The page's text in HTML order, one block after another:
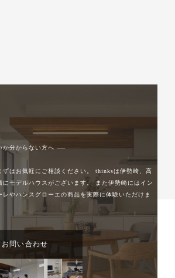
か分からない方へ ──
はお気軽にご相談ください。
thinksは伊勢崎、高
モデルハウスがございます。また伊勢崎にはイン
やハンスグローエの商品を実際に体験いただけま
問い合わせ